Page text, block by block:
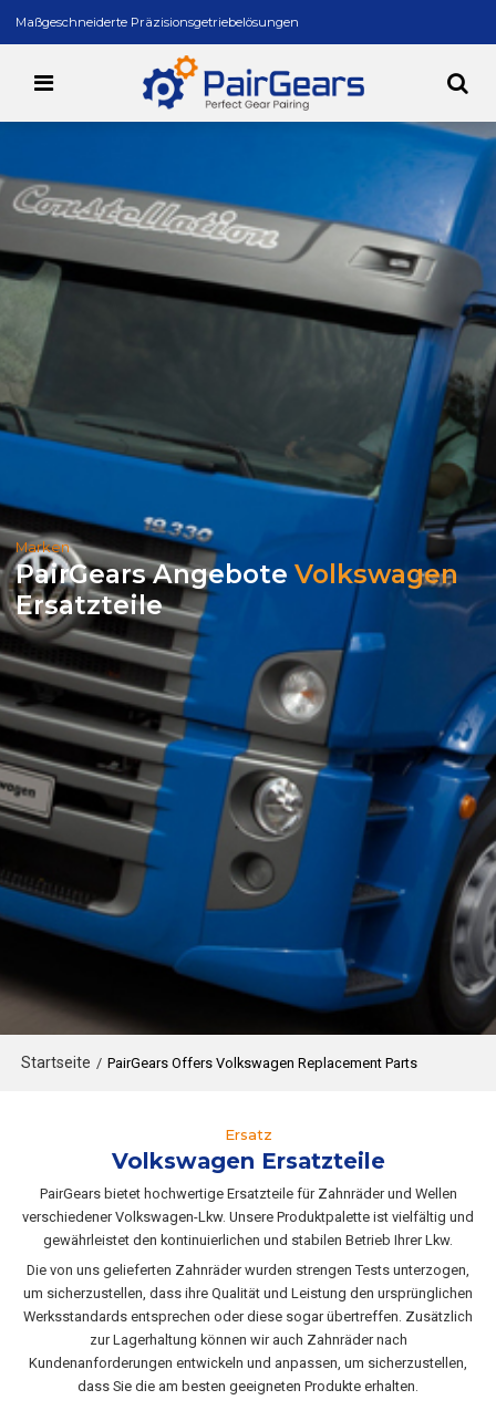
Maßgeschneiderte Präzisionsgetriebelösungen
Marken
PairGears AngeboteVolkswagen
Ersatzteile
Startseite / PairGears Offers Volkswagen Replacement Parts
Ersatz
Volkswagen Ersatzteile
PairGears bietet hochwertige Ersatzteile für Zahnräder und Wellen
verschiedener Volkswagen-Lkw. Unsere Produktpalette ist vielfältig und
gewährleistet den kontinuierlichen und stabilen Betrieb Ihrer Lkw.
Die von uns gelieferten Zahnräder wurden strengen Tests unterzogen,
um sicherzustellen, dass ihre Qualität und Leistung den ursprünglichen
Werksstandards entsprechen oder diese sogar übertreffen. Zusätzlich
zur Lagerhaltung können wir auch Zahnräder nach
Kundenanforderungen entwickeln und anpassen, um sicherzustellen,
dass Sie die am besten geeigneten Produkte erhalten.